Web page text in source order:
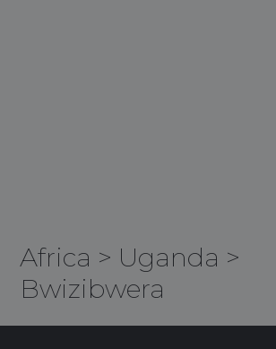
Africa > Uganda >
Bwizibwera